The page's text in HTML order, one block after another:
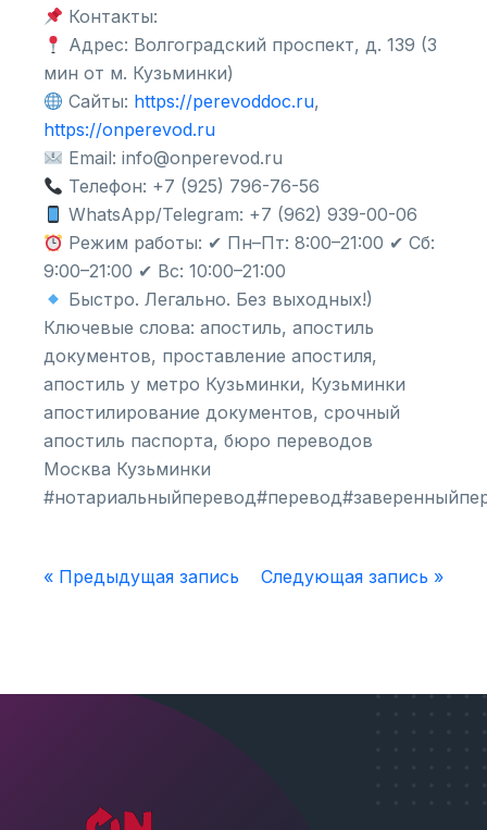
Контакты:
Адрес: Волгоградский проспект, д. 139 (3
мин от м. Кузьминки)
Сайты: https://perevoddoc.ru,
https://onperevod.ru
Email: info@onperevod.ru
Телефон: +7 (925) 796-76-56
WhatsApp/Telegram: +7 (962) 939-00-06
Режим работы: ✔ Пн–Пт: 8:00–21:00 ✔ Сб:
9:00–21:00 ✔ Вс: 10:00–21:00
Быстро. Легально. Без выходных!)
Ключевые слова: апостиль, апостиль
документов, проставление апостиля,
апостиль у метро Кузьминки, Кузьминки
апостилирование документов, срочный
апостиль паспорта, бюро переводов
Москва Кузьминки
« Предыдущая запись Следующая запись »